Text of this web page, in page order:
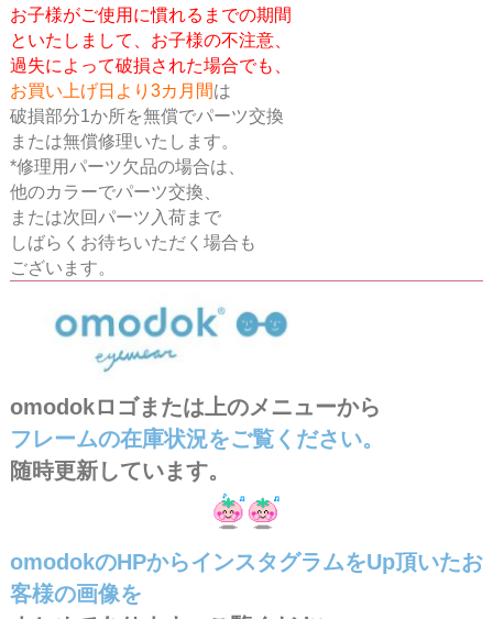
お子様がご使用に慣れるまでの期間
といたしまして、 お子様の不注意、
過失によって破損された場合でも、
お買い上げ日より3カ月間は
破損部分1か所を無償でパーツ交換
または無償修理いたします。
*修理用パーツ欠品の場合は、
他のカラーでパーツ交換、
または次回パーツ入荷まで
しばらくお待ちいただく場合も
ございます。
omodokロゴまたは上のメニューから
フレームの在庫状況をご覧ください。
随時更新しています。
omodokのHPからインスタグラムをUp頂いたお
客様の画像を